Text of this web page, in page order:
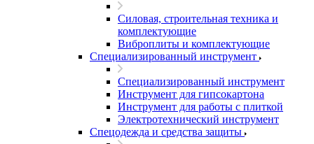
Силовая, строительная техника и
комплектующие
Виброплиты и комплектующие
Специализированный инструмент
Специализированный инструмент
Инструмент для гипсокартона
Инструмент для работы с плиткой
Электротехнический инструмент
Спецодежда и средства защиты